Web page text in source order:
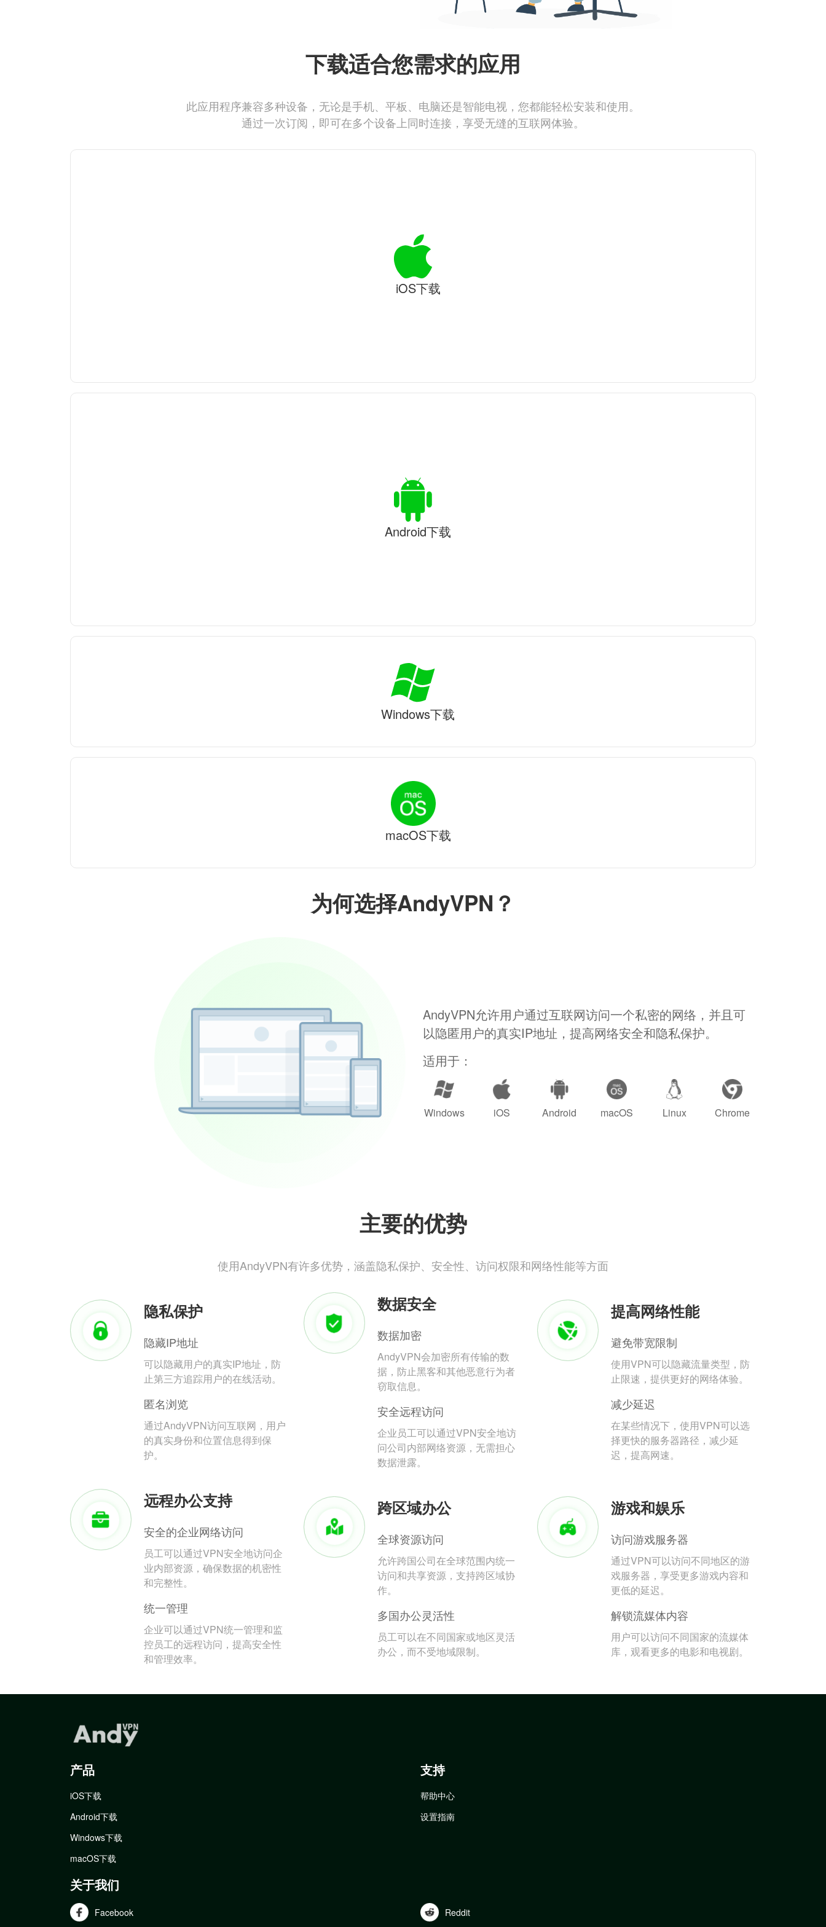
为何选择AndyVPN？
AndyVPN允许用户通过互联网访问一个私密的网络，并且可
以隐匿用户的真实IP地址，提高网络安全和隐私保护。
适用于：
Windows iOS Android macOS Linux Chrome
主要的优势
使用AndyVPN有许多优势，涵盖隐私保护、安全性、访问权限和网络性能等方面
隐私保护
隐藏IP地址
可以隐藏用户的真实IP地址，防
止第三方追踪用户的在线活动。
匿名浏览
通过AndyVPN访问互联网，用户
的真实身份和位置信息得到保
护。
数据安全
数据加密
AndyVPN会加密所有传输的数
据，防止黑客和其他恶意行为者
窃取信息。
安全远程访问
企业员工可以通过VPN安全地访
问公司内部网络资源，无需担心
数据泄露。
提高网络性能
避免带宽限制
使用VPN可以隐藏流量类型，防
止限速，提供更好的网络体验。
减少延迟
在某些情况下，使用VPN可以选
择更快的服务器路径，减少延
迟，提高网速。
远程办公支持
安全的企业网络访问
员工可以通过VPN安全地访问企
业内部资源，确保数据的机密性
和完整性。
统一管理
企业可以通过VPN统一管理和监
控员工的远程访问，提高安全性
和管理效率。
跨区域办公
全球资源访问
允许跨国公司在全球范围内统一
访问和共享资源，支持跨区域协
作。
多国办公灵活性
员工可以在不同国家或地区灵活
办公，而不受地域限制。
游戏和娱乐
访问游戏服务器
通过VPN可以访问不同地区的游
戏服务器，享受更多游戏内容和
更低的延迟。
解锁流媒体内容
用户可以访问不同国家的流媒体
库，观看更多的电影和电视剧。
下载适合您需求的应用
此应用程序兼容多种设备，无论是手机、平板、电脑还是智能电视，您都能轻松安装和使用。
通过一次订阅，即可在多个设备上同时连接，享受无缝的互联网体验。
iOS下载
Android下载
Windows下载
macOS下载
产品
iOS下载
Android下载
Windows下载
macOS下载
支持
帮助中心
设置指南
关于我们
Facebook Reddit